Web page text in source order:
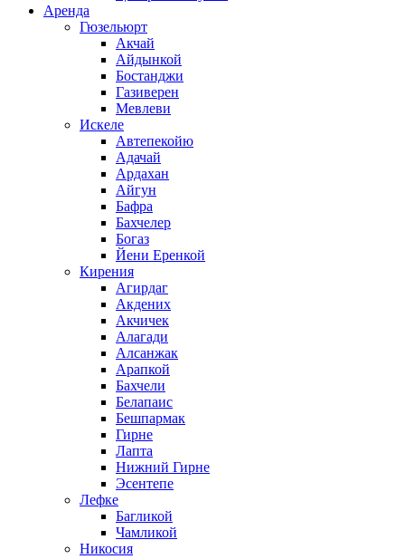
Аренда
Гюзельюрт
Акчай
Айдынкой
Бостанджи
Газиверен
Мевлеви
Искеле
Автепекойю
Адачай
Ардахан
Айгун
Бафра
Бахчелер
Богаз
Йени Еренкой
Кирения
Агирдаг
Акдених
Акчичек
Алагади
Алсанжак
Арапкой
Бахчели
Белапаис
Бешпармак
Гирне
Лапта
Нижний Гирне
Эсентепе
Лефке
Багликой
Чамликой
Никосия